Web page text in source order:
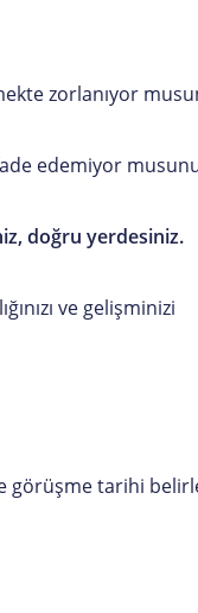
zorlanıyor
edemiyor
doğru yerdesiniz.
ve gelişminizi
görüşme tarihi